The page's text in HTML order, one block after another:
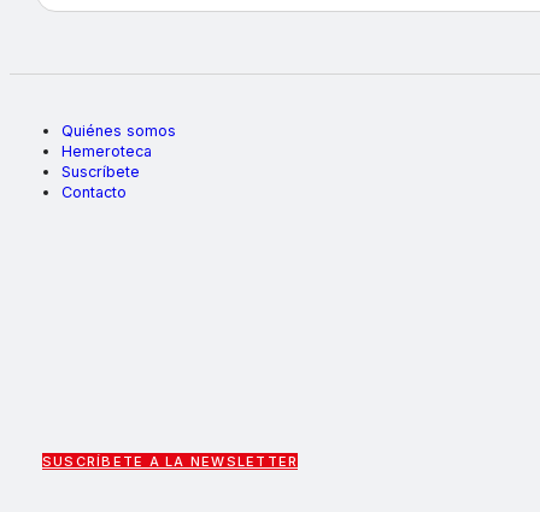
Quiénes somos
Hemeroteca
Suscríbete
Contacto
SUSCRÍBETE A LA NEWSLETTER